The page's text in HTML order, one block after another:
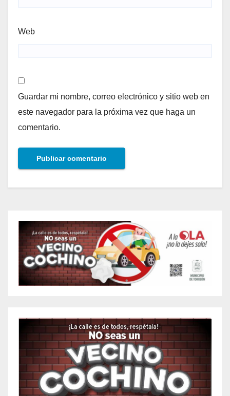
Web
Guardar mi nombre, correo electrónico y sitio web en
este navegador para la próxima vez que haga un
comentario.